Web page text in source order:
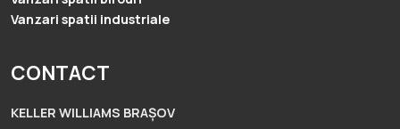
Vanzari spatii industriale
CONTACT
KELLER WILLIAMS BRAȘOV